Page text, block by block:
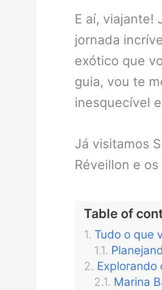
E aí, viajante!
jornada
exótico que
guia, vou te
inesquecível
Já visitamos
Réveillon e
Table of
Tudo o que
Marina